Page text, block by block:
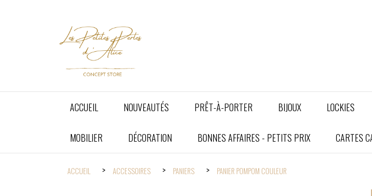
ACCUEIL NOUVEAUTÉS PRÊT-À-PORTER BIJOUX LOCKIES
MOBILIER DÉCORATION BONNES AFFAIRES - PETITS PRIX CARTES
ACCUEIL ACCESSOIRES PANIERS PANIER POMPOM COULEUR